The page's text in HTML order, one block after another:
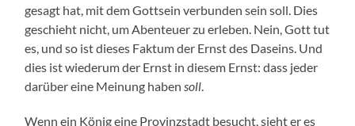
gesagt hat, mit dem Gottsein verbunden sein soll. Dies
geschieht nicht, um Abenteuer zu erleben. Nein, Gott tut
es, und so ist dieses Faktum der Ernst des Daseins. Und
dies ist wiederum der Ernst in diesem Ernst: dass jeder
darüber eine Meinung habensoll.
Wenn ein König eine Provinzstadt besucht, sieht er es